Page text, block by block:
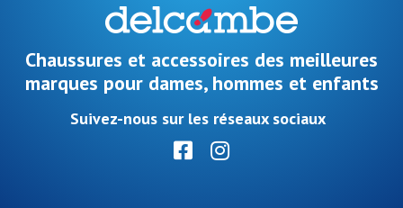
Chaussures et accessoires des meilleures
marques pour dames, hommes et enfants
Suivez-nous sur les réseaux sociaux